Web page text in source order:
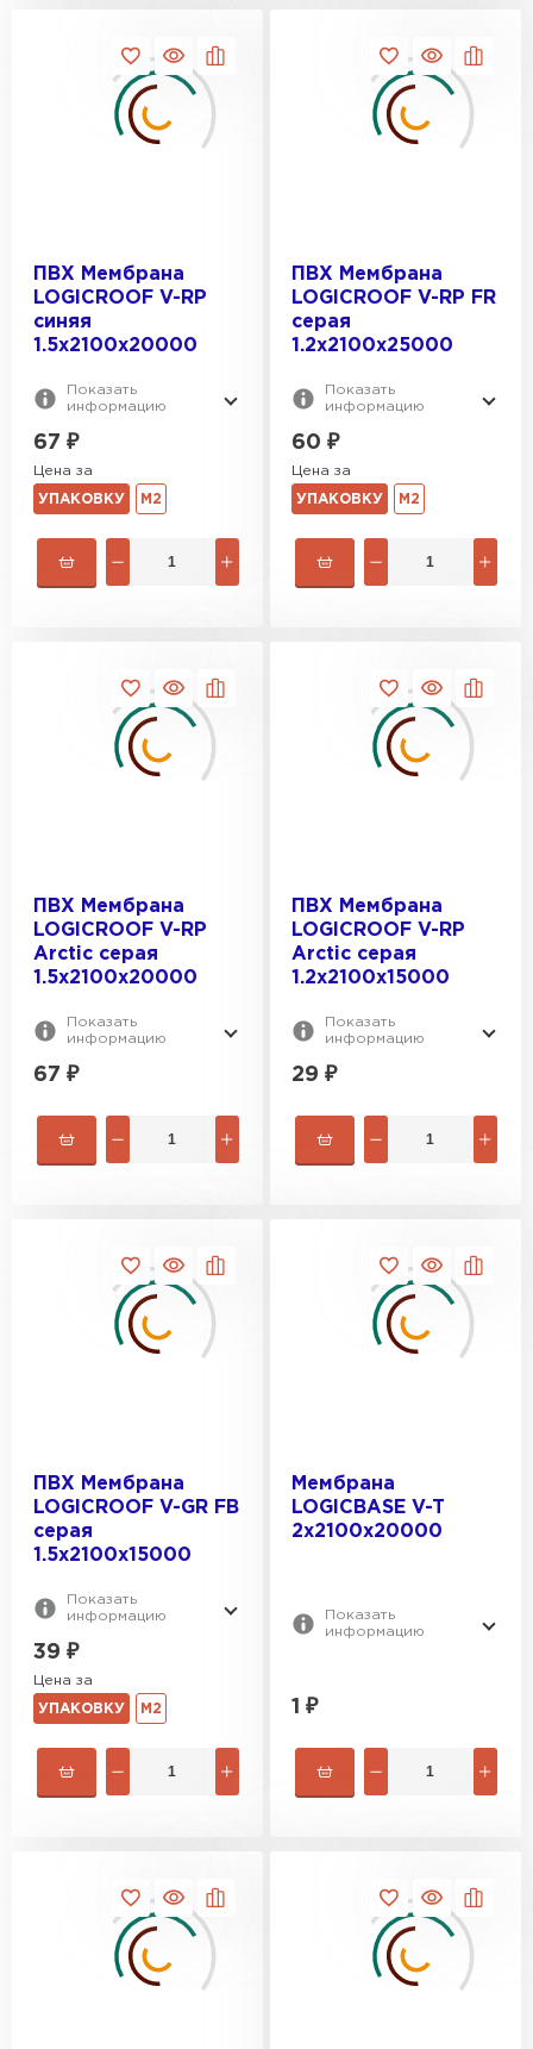
ПВХ Мембрана
LOGICROOF V-RP
синяя
1.5х2100x20000
Показать
информацию
67 ₽
Цена за
УПАКОВКУ М2
ПВХ Мембрана
LOGICROOF V-RP FR
серая
1.2х2100x25000
Показать
информацию
60 ₽
Цена за
УПАКОВКУ М2
ПВХ Мембрана
LOGICROOF V-RP
Arctic серая
1.5х2100x20000
Показать
информацию
67 ₽
ПВХ Мембрана
LOGICROOF V-RP
Arctic серая
1.2х2100x15000
Показать
информацию
29 ₽
ПВХ Мембрана
LOGICROOF V-GR FB
серая
1.5х2100x15000
Показать
информацию
39 ₽
Цена за
УПАКОВКУ М2
Мембрана
LOGICBASE V-T
2х2100x20000
Показать
информацию
1 ₽
Фальцевая кровля
ПЕРЕЙТИ